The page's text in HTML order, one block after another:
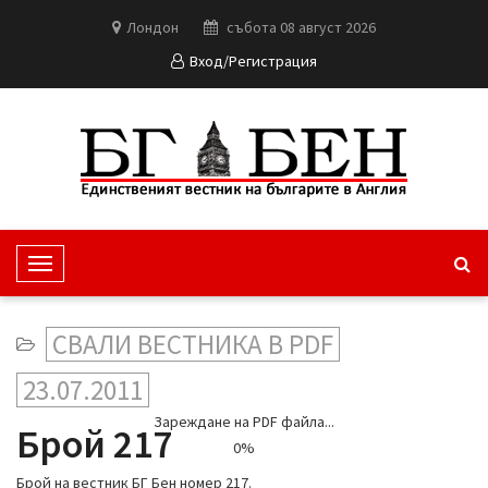
Лондон
събота 08 август 2026
Вход/Регистрация
T
o
l
e
v
СВАЛИ ВЕСТНИКА В PDF
23.07.2011
Брой 217
Брой на вестник БГ Бен номер 217.
Зареждане на PDF файла...
0%